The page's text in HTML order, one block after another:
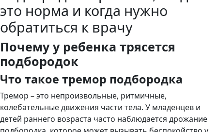
это норма и когда нужно
обратиться к врачу
Почему у ребенка трясется
подбородок
Что такое тремор подбородка
Тремор – это непроизвольные, ритмичные,
колебательные движения части тела. У младенцев и
детей раннего возраста часто наблюдается дрожание